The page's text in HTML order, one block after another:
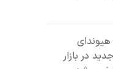
در بازار